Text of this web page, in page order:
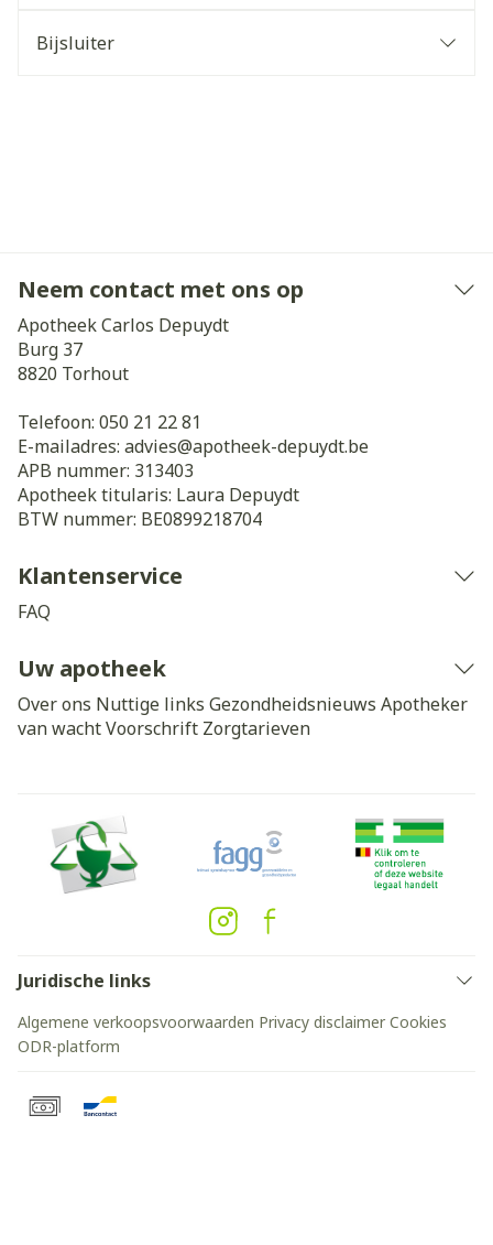
Bijsluiter
Neem contact met ons op
Apotheek Carlos Depuydt
Burg 37
8820 Torhout
Telefoon: 050 21 22 81
E-mailadres: advies@apotheek-depuydt.be
APB nummer: 313403
Apotheek titularis: Laura Depuydt
BTW nummer: BE0899218704
Klantenservice
FAQ
Uw apotheek
Over ons Nuttige links Gezondheidsnieuws Apotheker
van wachtVoorschrift Zorgtarieven
Juridische links
Algemene verkoopsvoorwaarden Privacy disclaimer Cookies
ODR-platform